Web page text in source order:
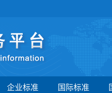
企业标准 国际标准